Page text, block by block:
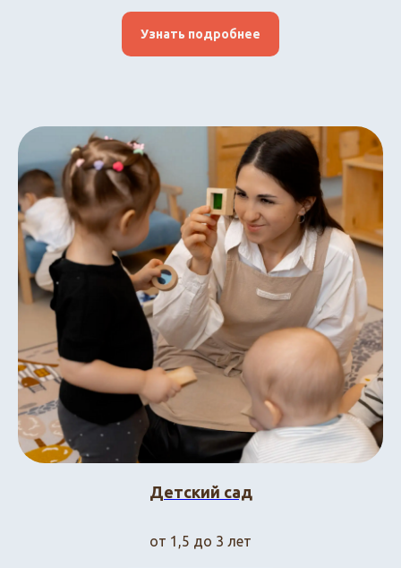
Узнать подробнее
Детский сад
от 1,5 до 3 лет